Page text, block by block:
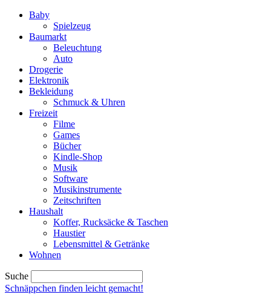
Baby
Spielzeug
Baumarkt
Beleuchtung
Auto
Drogerie
Elektronik
Bekleidung
Schmuck & Uhren
Freizeit
Filme
Games
Bücher
Kindle-Shop
Musik
Software
Musikinstrumente
Zeitschriften
Haushalt
Koffer, Rucksäcke & Taschen
Haustier
Lebensmittel & Getränke
Wohnen
Suche
Schnäppchen finden leicht gemacht!